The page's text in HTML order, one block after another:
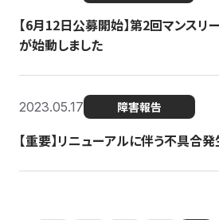
【6月12日公募開始】第2回マンスリ
が始動しました
2023.05.17 障害報告
【重要】リニューアルに伴う不具合